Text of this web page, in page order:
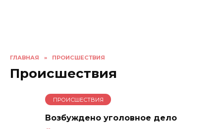
ГЛАВНАЯ » ПРОИСШЕСТВИЯ
Происшествия
ПРОИСШЕСТВИЯ
Возбуждено уголовное дело